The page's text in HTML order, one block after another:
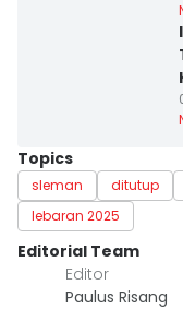
Topics
sleman ditutup
lebaran 2025
Editorial Team
Editor
Paulus Risang